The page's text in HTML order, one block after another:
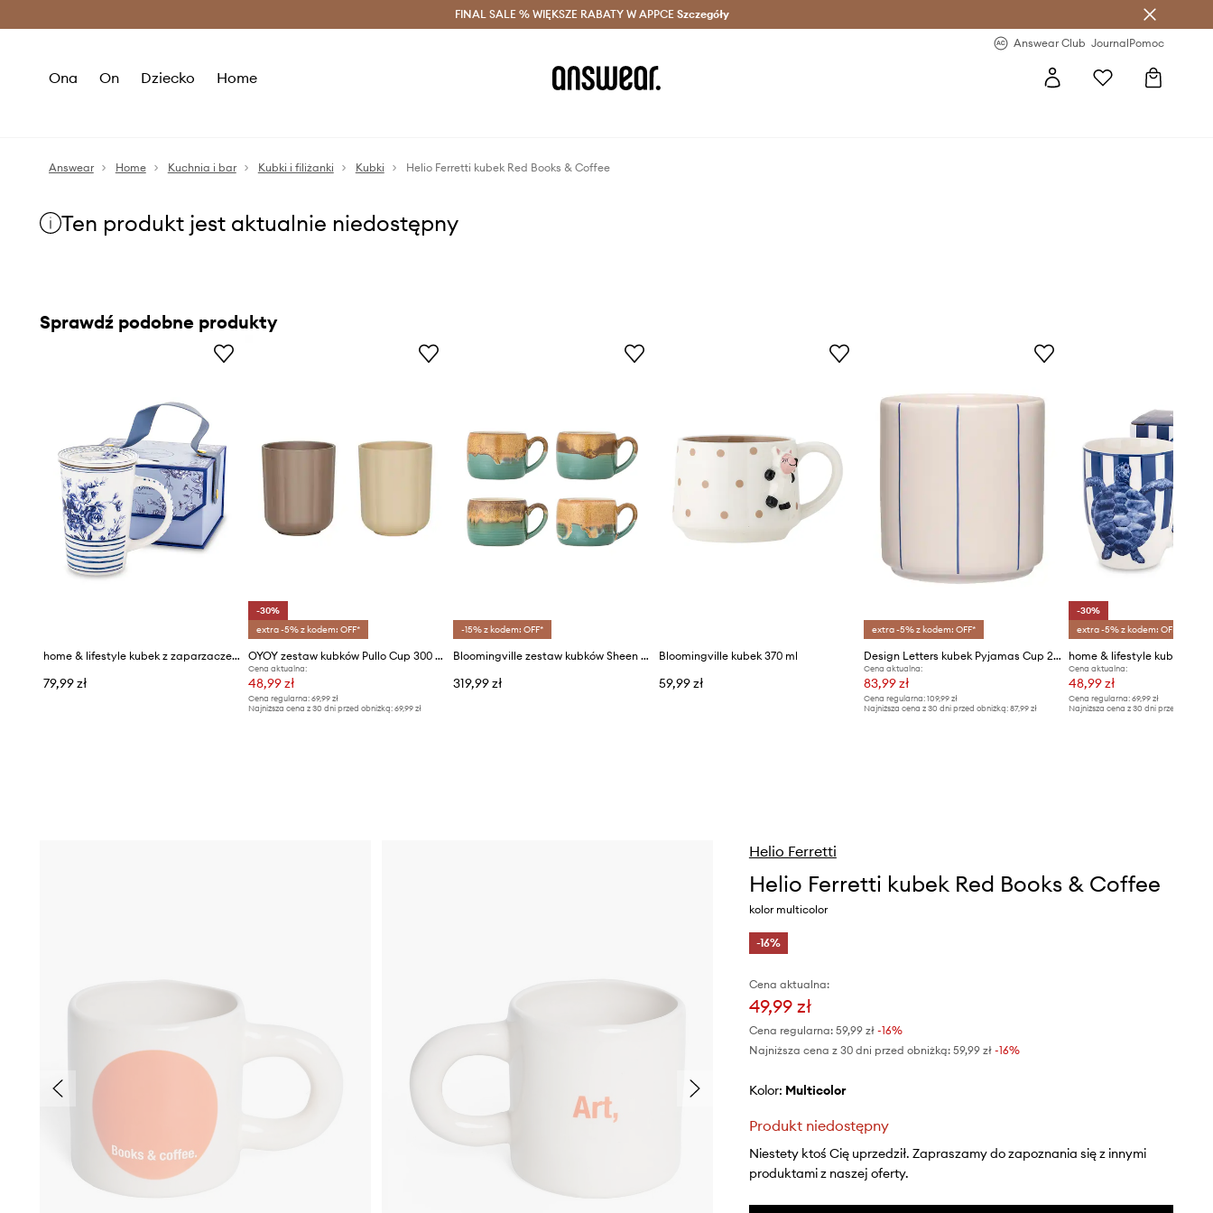
Oszczędzaj z Answear Club > Dostawa nawet w 24h >
FINAL SALE % WIĘKSZE RABATY W APPCE Szczegóły
Answear Club JournalPomoc
Ona On Dziecko Home
Answear Home Kuchnia i bar Kubki i filiżanki Kubki Helio Ferretti kubek Red Books & Coffee
Ten produkt jest aktualnie niedostępny
Sprawdź podobne produkty
home & lifestyle kubek z zaparzaczem 300 ml
79,99 zł
-30%
extra -5% z kodem: OFF*
OYOY zestaw kubków Pullo Cup 300 ml 2-pack
Cena aktualna:
48,99 zł
Cena regularna:69,99 zł
Najniższa cena z 30 dni przed obniżką:69,99 zł
-15% z kodem: OFF*
Bloomingville zestaw kubków Sheen 400 ml 4-pack
319,99 zł
Bloomingville kubek 370 ml
59,99 zł
extra -5% z kodem: OFF*
Design Letters kubek Pyjamas Cup 250 ml
Cena aktualna:
83,99 zł
Cena regularna:109,99 zł
Najniższa cena z 30 dni przed obniżką:87,99 zł
-30%
extra -5% z kodem: OFF*
home & lifestyle kubek 350
Cena aktualna:
48,99 zł
Cena regularna: 69,99 zł
Najniższa cena z 30 dni przed obniżką:
Helio Ferretti
Helio Ferretti kubek Red Books & Coffee
kolor multicolor
-16%
Cena aktualna:
49,99 zł
Cena regularna: 59,99 zł-16%
Najniższa cena z 30 dni przed obniżką: 59,99 zł -16%
Kolor: multicolor
Produkt niedostępny
Niestety ktoś Cię uprzedził. Zapraszamy do zapoznania się z innymi
produktami z naszej oferty.